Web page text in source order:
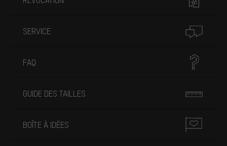
SERVICE
FAQ
GUIDE DES TAILLES
BOÎTE À IDÉES